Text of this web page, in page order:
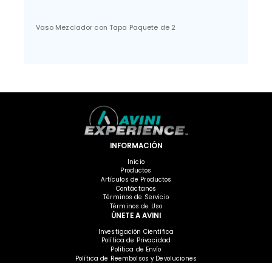
Vaso Mezclador con Tapa Paquete de 2
INFORMACIÓN
Inicio
Productos
Artículos de Productos
Contáctanos
Términos de Servicio
Términos de Uso
ÚNETE A AVINI
Investigación Científica
Política de Privacidad
Política de Envío
Política de Reembolsos y Devoluciones